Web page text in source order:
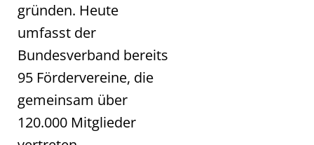
gründen. Heute
umfasst der
Bundesverband bereits
95 Fördervereine, die
gemeinsam über
120.000 Mitglieder